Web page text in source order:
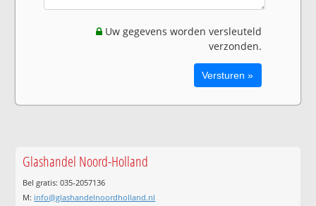
Uw gegevens worden versleuteld
verzonden.
Glashandel Noord-Holland
Bel gratis: 035-2057136
M: info@glashandelnoordholland.nl